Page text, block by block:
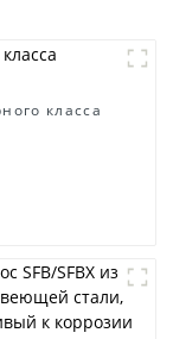
класса